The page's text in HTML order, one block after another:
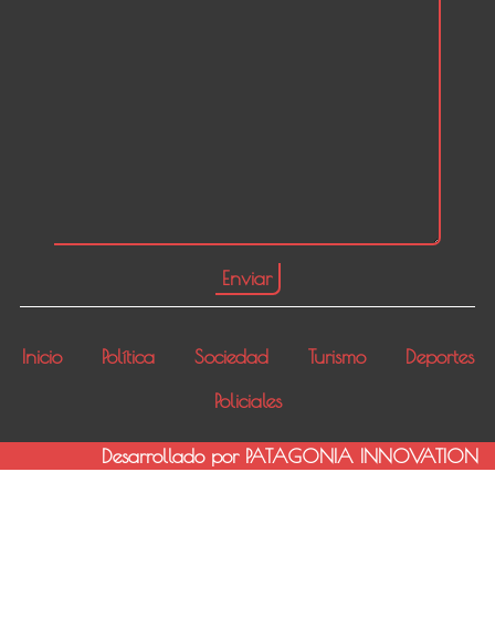
Inicio Política Sociedad Turismo
Deportes
Policiales
Desarrollado por PATAGONIA INNOVATION